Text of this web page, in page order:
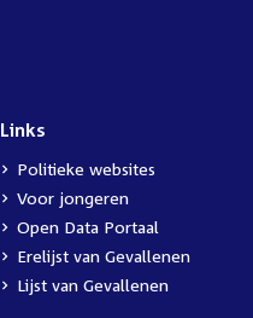
Links
Politieke websites
Voor jongeren
Open Data Portaal
Erelijst van Gevallenen
Lijst van Gevallenen